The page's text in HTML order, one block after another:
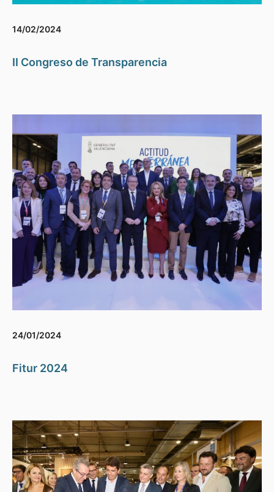
14/02/2024
II Congreso de Transparencia
24/01/2024
Fitur 2024